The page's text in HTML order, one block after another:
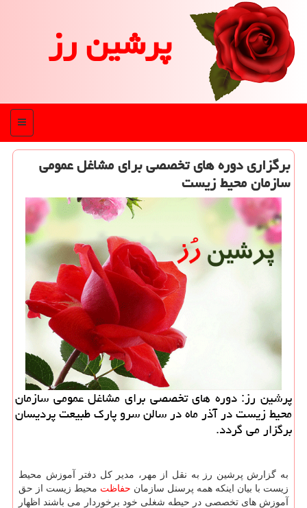
پرشین رز
منو
برگزاری دوره های تخصصی برای مشاغل عمومی
سازمان محیط زیست
پرشین رز: دوره های تخصصی برای مشاغل عمومی سازمان
محیط زیست در آذر ماه در سالن سرو پارك طبیعت پردیسان
برگزار می گردد.
به گزارش پرشین رز به نقل از مهر، مدیر كل دفتر آموزش محیط
زیست با بیان اینكه همه پرسنل سازمان حفاظت محیط زیست از حق
آموزش های تخصصی در حیطه شغلی خود برخوردار می باشند اظهار